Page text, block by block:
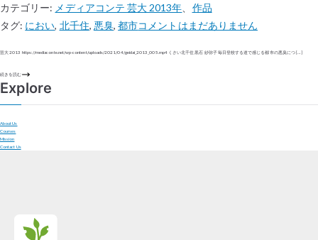
カテゴリー: メディアコンテ 芸大 2013年
作品
タグ: におい, 北千住, 悪臭,都市コメントはまだありません
芸大 2013 https://mediaconte.net/wp-content/uploads/2021/04/geidai_2013_005.mp4 くさい北千住 黒石 紗弥子 毎日登校する道で感じる都市の悪臭につ […]
続きを読む
Explore
About Us
Courses
Mission
Contact Us